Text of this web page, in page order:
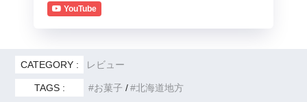
YouTube
CATEGORY : レビュー
TAGS : お菓子 北海道地方